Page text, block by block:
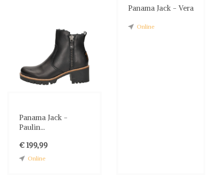
Panama Jack -
Paulin...
€ 199,99
Online
Panama Jack - Vera
Online